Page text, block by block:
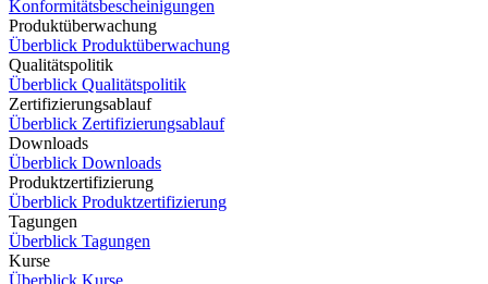
Konformitätsbescheinigungen
Produktüberwachung
Überblick Produktüberwachung
Qualitätspolitik
Überblick Qualitätspolitik
Zertifizierungsablauf
Überblick Zertifizierungsablauf
Downloads
Überblick Downloads
Produktzertifizierung
Überblick Produktzertifizierung
Tagungen
Überblick Tagungen
Kurse
Überblick Kurse